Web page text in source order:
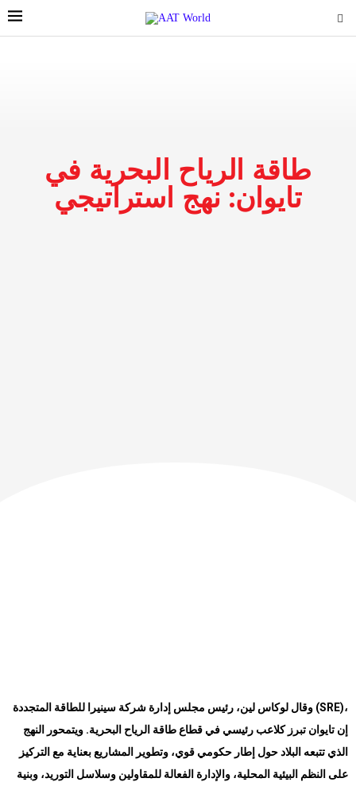
طاقة الرياح البحرية في
تايوان: نهج استراتيجي
وقال لوكاس لين، رئيس مجلس إدارة شركة سينيرا للطاقة المتجددة (SRE)،
إن تايوان تبرز كلاعب رئيسي في قطاع طاقة الرياح البحرية. ويتمحور النهج
الذي تتبعه البلاد حول إطار حكومي قوي، وتطوير المشاريع بعناية مع التركيز
على النظم البيئية المحلية، والإدارة الفعالة للمقاولين وسلاسل التوريد، وبنية